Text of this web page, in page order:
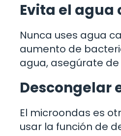
Evita el agua
Nunca uses agua
aumento de
agua, asegúrate
Descongelar
El microondas es
usar la función de